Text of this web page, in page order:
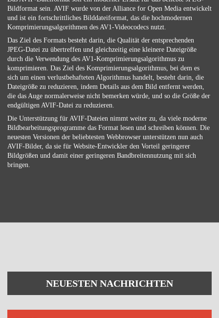
Bildformat sein. AVIF wurde von der Alliance for Open Media entwickelt
und ist ein fortschrittliches Bilddateiformat, das die hochmodernen
Komprimierungsalgorithmen des AV1-Videocodecs nutzt.
Das Ziel des Formats besteht darin, die Qualität der entsprechenden
JPEG-Datei zu übertreffen und gleichzeitig eine kleinere Dateigröße
durch die Verwendung des AV1-Komprimierungsalgorithmus zu
komprimieren. Das Ziel des Komprimierungsalgorithmus, bei dem es
sich um einen verlustbehafteten Algorithmus handelt, besteht darin, die
Dateigröße zu reduzieren, indem Details aus dem Bild entfernt werden,
die das Auge normalerweise nicht bemerken würde, und so die Größe der
endgültigen AVIF-Datei zu reduzieren.
Die Unterstützung für AVIF-Dateien nimmt weiter zu, da viele moderne
Bildbearbeitungsprogramme das Format lesen und schreiben können. Die
neuesten Versionen der beliebtesten Webbrowser unterstützen nun auch
AVIF-Bilder, da sie für Website-Entwickler den Vorteil geringerer
Bildgrößen und damit einer geringeren Bandbreitennutzung mit sich
bringen.
NEUESTEN NACHRICHTEN